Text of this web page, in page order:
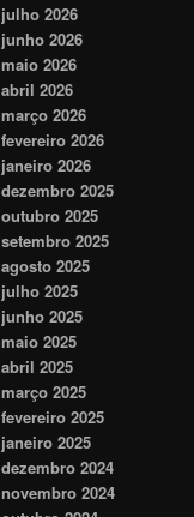
julho 2026
junho 2026
maio 2026
abril 2026
março 2026
fevereiro 2026
janeiro 2026
dezembro 2025
outubro 2025
setembro 2025
agosto 2025
julho 2025
junho 2025
maio 2025
abril 2025
março 2025
fevereiro 2025
janeiro 2025
dezembro 2024
novembro 2024